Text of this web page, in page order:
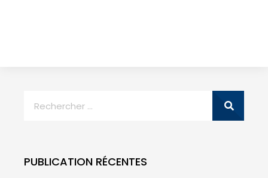
PUBLICATION RÉCENTES